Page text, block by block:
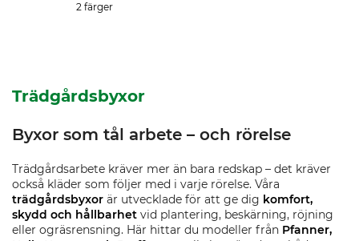
2 färger
Trädgårdsbyxor
Byxor som tål arbete – och rörelse
Trädgårdsarbete kräver mer än bara redskap – det kräver
också kläder som följer med i varje rörelse. Våra
trädgårdsbyxor är utvecklade för att ge dig komfort,
skydd och hållbarhet vid plantering, beskärning, röjning
eller ogräsrensning. Här hittar du modeller från Pfanner,